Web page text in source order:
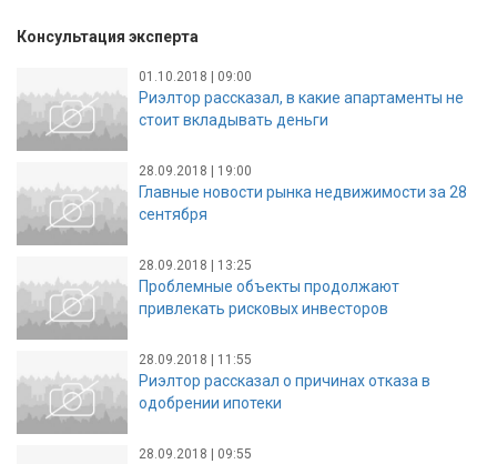
Консультация эксперта
01.10.2018 | 09:00
Риэлтор рассказал, в какие апартаменты не
стоит вкладывать деньги
28.09.2018 | 19:00
Главные новости рынка недвижимости за 28
сентября
28.09.2018 | 13:25
Проблемные объекты продолжают
привлекать рисковых инвесторов
28.09.2018 | 11:55
Риэлтор рассказал о причинах отказа в
одобрении ипотеки
28.09.2018 | 09:55